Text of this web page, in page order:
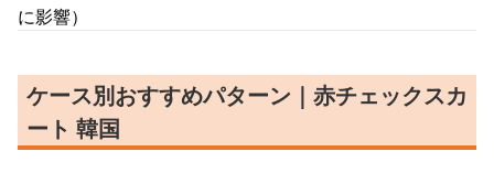
に影響）
ケース別おすすめパターン｜赤チェックスカ
ート 韓国